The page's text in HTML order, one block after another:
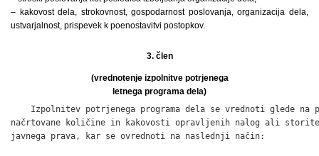
– kakovost dela, strokovnost, gospodarnost poslovanja, organizacija dela,
ustvarjalnost, prispevek k poenostavitvi postopkov.
3. člen
(vrednotenje izpolnitve potrjenega
letnega programa dela)
Izpolnitev potrjenega programa dela se vrednoti glede na
načrtovane količine in kakovosti opravljenih nalog ali
javnega prava, kar se ovrednoti na naslednji način: